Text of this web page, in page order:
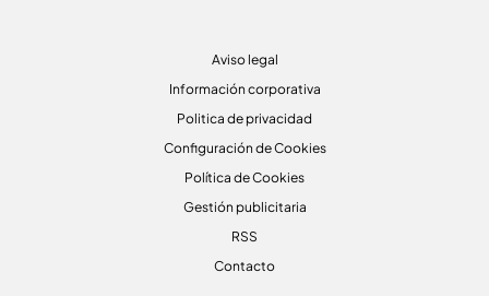
Aviso legal
Información corporativa
Politica de privacidad
Configuración de Cookies
Política de Cookies
Gestión publicitaria
RSS
Contacto